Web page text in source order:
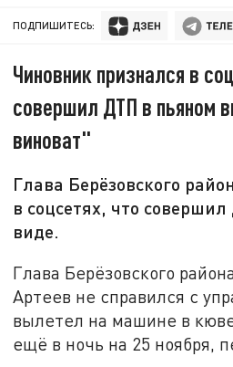
ПОДПИШИТЕСЬ:
Чиновник признался в
совершил ДТП в пьяном
виноват"
Глава Берёзовского
в соцсетях, что
виде.
Глава Берёзовского
Артеев не справился с
вылетел на машине в
ещё в ночь на 25 ноября,